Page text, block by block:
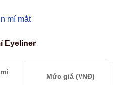
mí mắt
Eyeliner
Mức giá (VNĐ)